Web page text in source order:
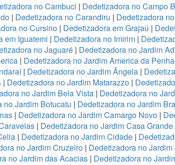
no Cambuci | Dedetizadora no Campo
| Dedetizadora no Carandiru | Dedetizadora
no Cursino| Dedetizadora em Grajaú |
em Iguatemi | Dedetizadora no Imirim |
no Jaguaré | Dedetizadora no Jardim
| Dedetizadora no Jardim America da Penha
| Dedetizadora no Jardim Ângela |
| Dedetizadora no Jardim Matarazzo|
no Jardim Bela Vista| Dedetizadora no
no Jardim Botucatu | Dedetizadora no Jardim
| Dedetizadora no Jardim Camargo Novo |
| Dedetizadora no Jardim Casa Grande
| Dedetizadora no Jardim Cidade|
no Jardim Cruzeiro| Dedetizadora no Jardim
no Jardim das Acacias | Dedetizadora no